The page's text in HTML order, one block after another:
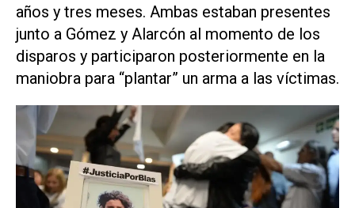
años y tres meses. Ambas estaban presentes
junto a Gómez y Alarcón al momento de los
disparos y participaron posteriormente en la
maniobra para “plantar” un arma a las víctimas.